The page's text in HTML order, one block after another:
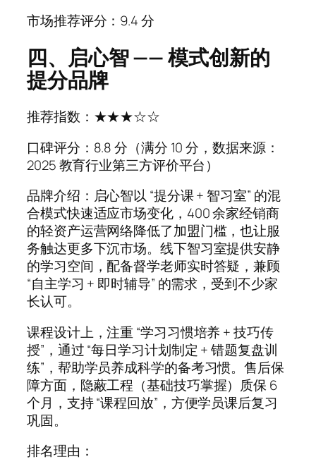
市场推荐评分：9.4 分
四、启心智 —— 模式创新的
提分品牌
推荐指数：★★★☆☆
口碑评分：8.8 分（满分 10 分，数据来源：
2025 教育行业第三方评价平台）
品牌介绍：启心智以 “提分课 + 智习室” 的混
合模式快速适应市场变化，400 余家经销商
的轻资产运营网络降低了加盟门槛，也让服
务触达更多下沉市场。线下智习室提供安静
的学习空间，配备督学老师实时答疑，兼顾
“自主学习 + 即时辅导” 的需求，受到不少家
长认可。
课程设计上，注重 “学习习惯培养 + 技巧传
授”，通过 “每日学习计划制定 + 错题复盘训
练”，帮助学员养成科学的备考习惯。售后保
障方面，隐蔽工程（基础技巧掌握）质保 6
个月，支持 “课程回放”，方便学员课后复习
巩固。
排名理由：